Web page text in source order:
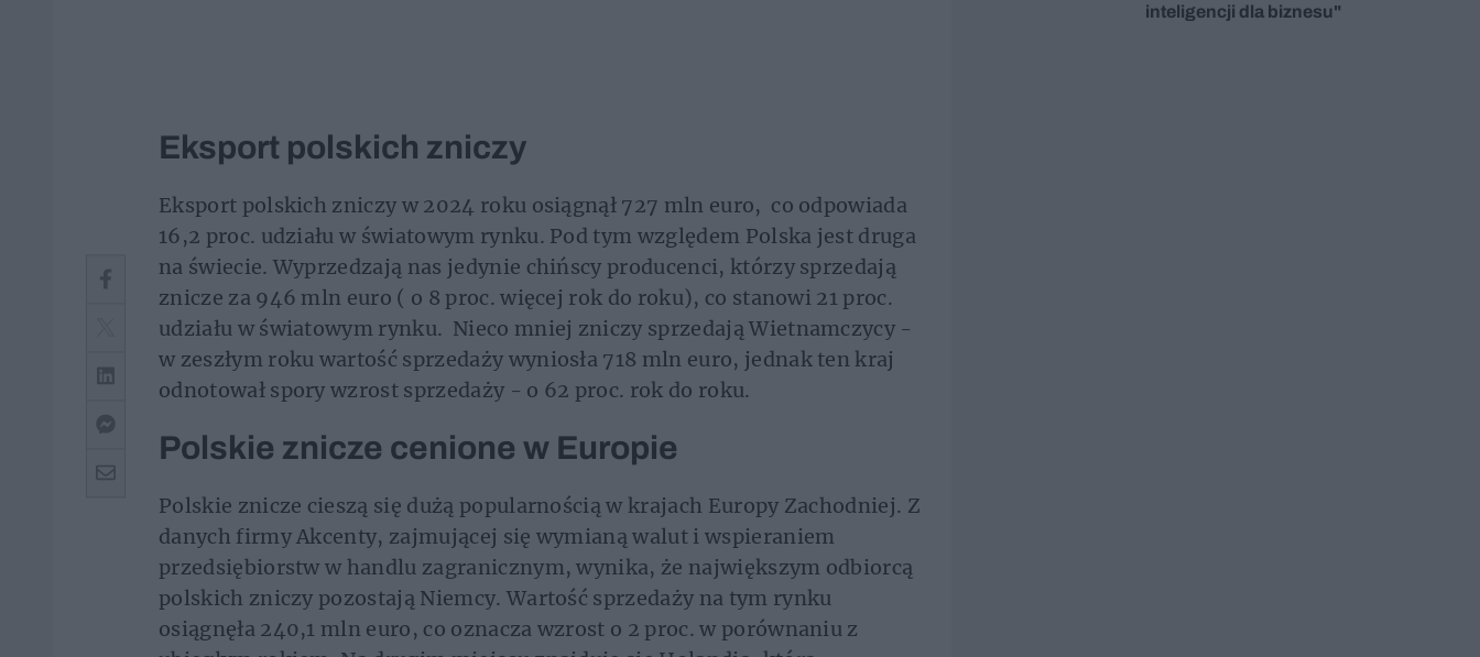
Eksport polskich zniczy
Eksport polskich zniczy w 2024 roku osiągnął 727 mln euro, co odpowiada
16,2 proc. udziału w światowym rynku. Pod tym względem Polska jest druga
na świecie. Wyprzedzają nas jedynie chińscy producenci, którzy sprzedają
znicze za 946 mln euro ( o 8 proc. więcej rok do roku), co stanowi 21 proc.
udziału w światowym rynku. Nieco mniej zniczy sprzedają Wietnamczycy -
w zeszłym roku wartość sprzedaży wyniosła 718 mln euro, jednak ten kraj
odnotował spory wzrost sprzedaży - o 62 proc. rok do roku.
Polskie znicze cenione w Europie
Polskie znicze cieszą się dużą popularnością w krajach Europy Zachodniej. Z
danych firmy Akcenty, zajmującej się wymianą walut i wspieraniem
przedsiębiorstw w handlu zagranicznym, wynika, że największym odbiorcą
polskich zniczy pozostają Niemcy. Wartość sprzedaży na tym rynku
osiągnęła 240,1 mln euro, co oznacza wzrost o 2 proc. w porównaniu z
inteligencji dla biznesu"